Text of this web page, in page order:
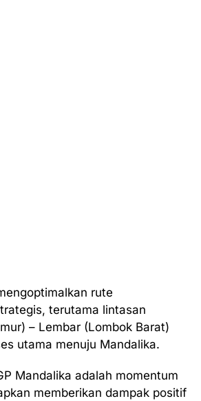
rute
terutama lintasan
– Lembar (Lombok Barat)
utama menuju Mandalika.
Mandalika adalah momentum
memberikan dampak positif